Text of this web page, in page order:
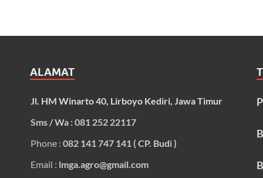
ALAMAT
Jl. HM Winarto 40, Lirboyo Kediri, Jawa Timur
Sms / Wa : 081 252 22117
Phone : 082 141 747 141 ( CP. Budi )
Email : lmga.agro@gmail.com